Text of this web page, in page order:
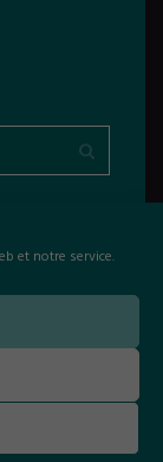
et notre service.